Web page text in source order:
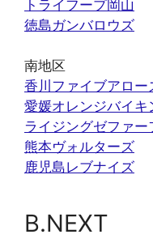
トライフープ岡山
徳島ガンバロウズ
南地区
香川ファイブアロー
愛媛オレンジバイキ
ライジングゼファー
熊本ヴォルターズ
鹿児島レブナイズ
B.NEXT